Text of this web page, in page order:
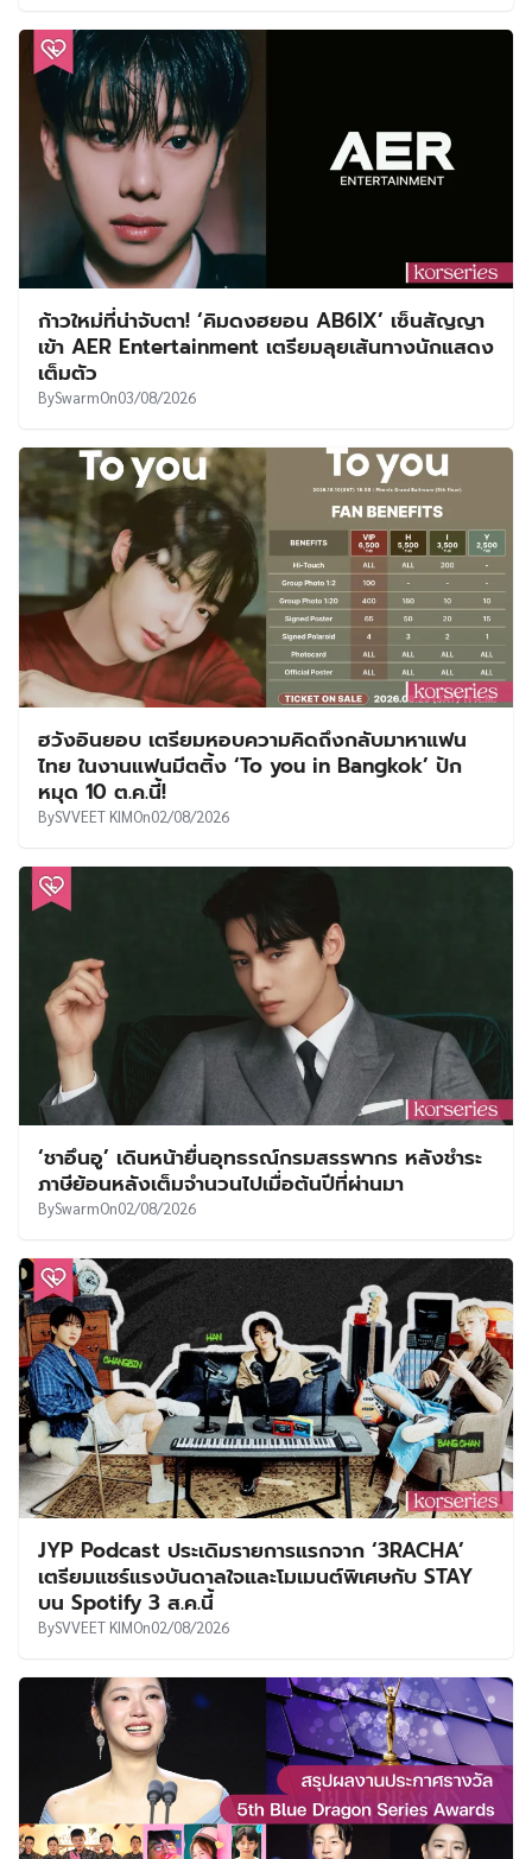
ก้าวใหม่ที่น่าจับตา! ‘คิมดงฮยอน AB6IX’ เซ็นสัญญา
เข้า AER Entertainment เตรียมลุยเส้นทางนักแสดง
เต็มตัว
BySwarmOn03/08/2026
ฮวังอินยอบ เตรียมหอบความคิดถึงกลับมาหาแฟน
ไทย ในงานแฟนมีตติ้ง ‘To you in Bangkok’ ปัก
หมุด 10 ต.ค.นี้!
BySVVEET KIMOn02/08/2026
‘ชาอึนอู’ เดินหน้ายื่นอุทธรณ์กรมสรรพากร หลังชำระ
ภาษีย้อนหลังเต็มจำนวนไปเมื่อต้นปีที่ผ่านมา
BySwarmOn02/08/2026
JYP Podcast ประเดิมรายการแรกจาก ‘3RACHA’
เตรียมแชร์แรงบันดาลใจและโมเมนต์พิเศษกับ STAY
บน Spotify 3 ส.ค.นี้
BySVVEET KIMOn02/08/2026